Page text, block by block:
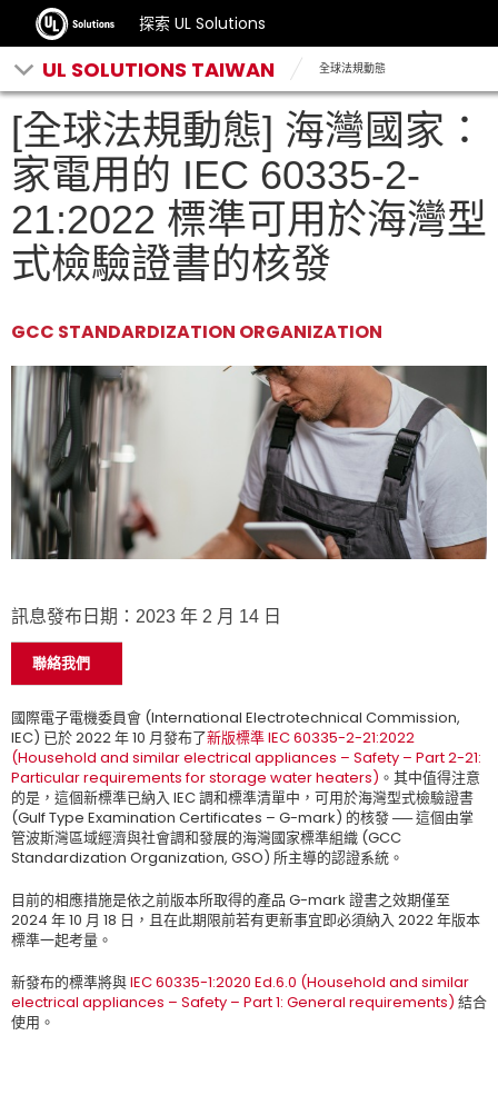
探索 UL Solutions
UL SOLUTIONS TAIWAN 全球法規動態
[全球法規動態] 海灣國家：
家電用的 IEC 60335-2-
21:2022 標準可用於海灣型
式檢驗證書的核發
GCC STANDARDIZATION ORGANIZATION
訊息發布日期：2023 年 2 月 14 日
聯絡我們
國際電子電機委員會 (International Electrotechnical Commission,
IEC) 已於 2022 年 10 月發布了新版標準 IEC 60335-2-21:2022
(Household and similar electrical appliances – Safety – Part 2-21:
Particular requirements for storage water heaters) 。其中值得注意
的是，這個新標準已納入 IEC 調和標準清單中，可用於海灣型式檢驗證書
(Gulf Type Examination Certificates – G-mark) 的核發 ── 這個由掌
管波斯灣區域經濟與社會調和發展的海灣國家標準組織 (GCC
Standardization Organization, GSO) 所主導的認證系統。
目前的相應措施是依之前版本所取得的產品 G-mark 證書之效期僅至
2024 年 10 月 18 日，且在此期限前若有更新事宜即必須納入 2022 年版本
標準一起考量。
新發布的標準將與IEC 60335-1:2020 Ed.6.0 (Household and similar
electrical appliances – Safety – Part 1: General requirements) 結合
使用。